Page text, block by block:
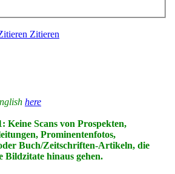
Zitieren
here
Keine Scans von Prospekten,
Prominentenfotos,
Buch/Zeitschriften-Artikeln, die
Bildzitate hinaus gehen.